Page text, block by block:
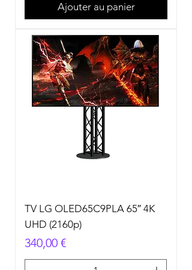
Ajouter au panier
TV LG OLED65C9PLA 65″ 4K
UHD (2160p)
Prix
340,00 €